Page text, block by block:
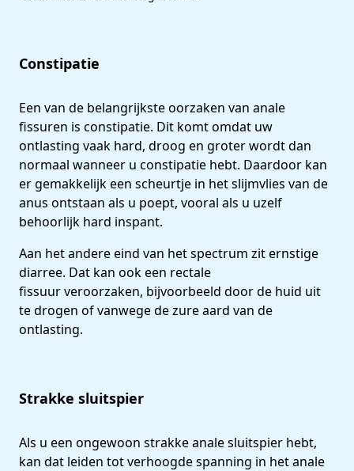
Constipatie
Een van de belangrijkste oorzaken van anale
fissuren is constipatie. Dit komt omdat uw
ontlasting vaak hard, droog en groter wordt dan
normaal wanneer u constipatie hebt. Daardoor kan
er gemakkelijk een scheurtje in het slijmvlies van de
anus ontstaan als u poept, vooral als u uzelf
behoorlijk hard inspant.
Aan het andere eind van het spectrum zit ernstige
diarree. Dat kan ook een rectale
fissuur veroorzaken, bijvoorbeeld door de huid uit
te drogen of vanwege de zure aard van de
ontlasting.
Strakke sluitspier
Als u een ongewoon strakke anale sluitspier hebt,
kan dat leiden tot verhoogde spanning in het anale